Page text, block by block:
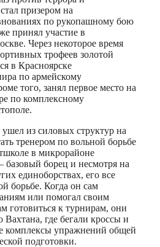
призером на
по рукопашному бою
принял участие в
Через некоторое время
трофеев золотой
в Красноярске
по армейскому
того, занял первое место на
по комплексному
из силовых структур на
тренером по вольной борьбе
в микрорайоне
борец и несмотря на
единоборствах, его все
борьбе. Когда он сам
или помогал своим
готовиться к турнирам, они
Вахтана, где бегали кроссы и
комплексы упражнений общей
подготовки.